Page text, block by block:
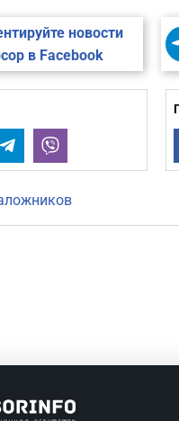
новости
в Facebook
Telegram